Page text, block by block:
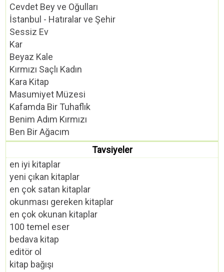
Cevdet Bey ve Oğulları
İstanbul - Hatıralar ve Şehir
Sessiz Ev
Kar
Beyaz Kale
Kırmızı Saçlı Kadın
Kara Kitap
Masumiyet Müzesi
Kafamda Bir Tuhaflık
Benim Adım Kırmızı
Ben Bir Ağacım
Tavsiyeler
en iyi kitaplar
yeni çıkan kitaplar
en çok satan kitaplar
okunması gereken kitaplar
en çok okunan kitaplar
100 temel eser
bedava kitap
editör ol
kitap bağışı